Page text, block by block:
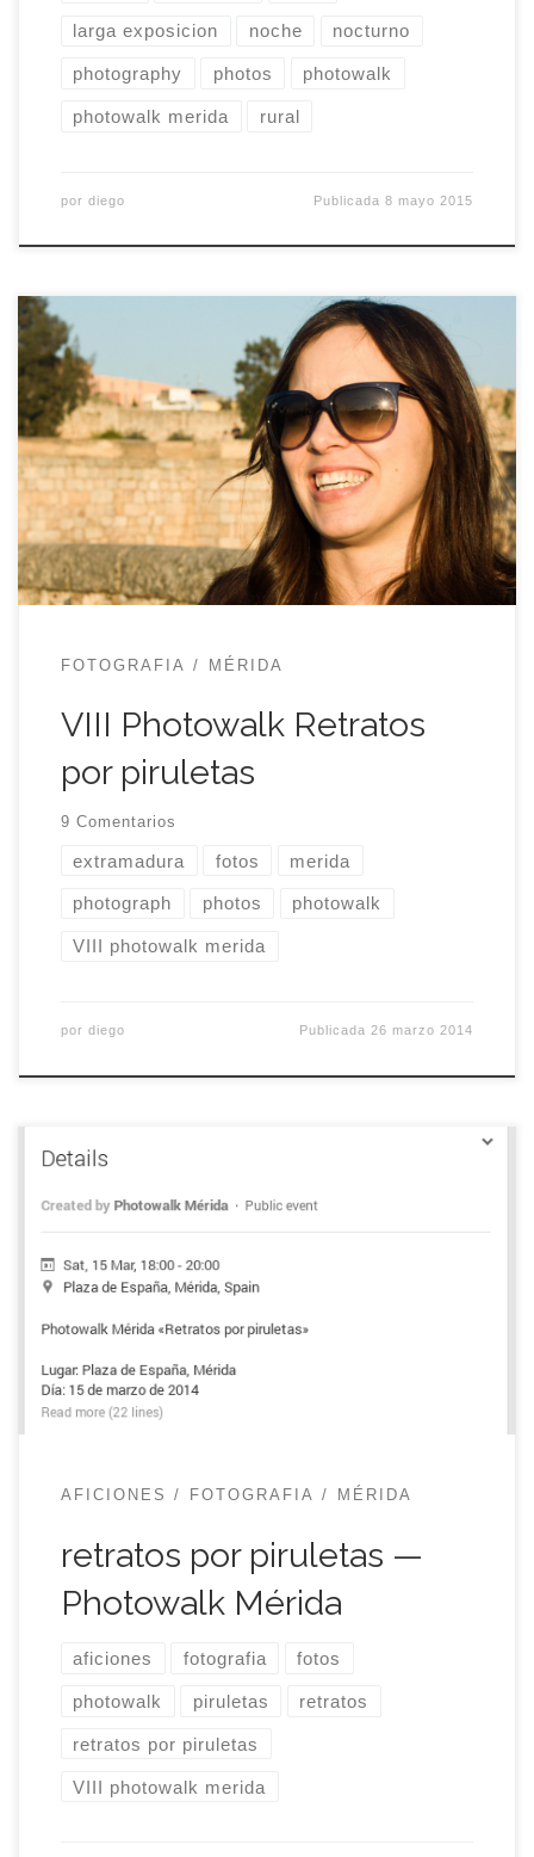
larga exposicion noche nocturno
photography photos photowalk
photowalk merida rural
por diego Publicada8 mayo 2015
El VIII Photowalk Mérida lo tenía todo para
fracasar: un tema complicado, «retratos por
piruletas» porque hay una interacción con gente
desconocida y por los miedos que ésta lleva
asociada; una convocatoria un año después de la
última reunión que auguraba poca participación; y
hasta el cambio de trabajo hizo […]
FOTOGRAFIA MÉRIDA
VIII Photowalk Retratos
por piruletas
9 Comentarios
extramadura fotos merida
photograph photos photowalk
VIII photowalk merida
por diego Publicada 26 marzo 2014
Por la presente, se hace saber… que queda
próximo 15 de marzo de 2014, a las 18 horas. Será
un photowalk atípico, sin paseos ni ríos que
vadear y, además, estático porque vamos a llevar
a cabo un proyecto sobre el que tenía […]
AFICIONES FOTOGRAFIA MÉRIDA
retratos por piruletas —
Photowalk Mérida
aficiones fotografia fotos
photowalk piruletas retratos
retratos por piruletas
VIII photowalk merida